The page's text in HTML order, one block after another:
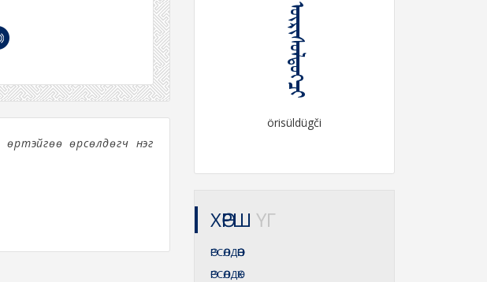
Өөртэйгөө өрсөлдөгч нэг
ᠥᠷᠢᠰᠦᠯᠳᠦᠭᠴᠢ
örisüldügči
ХӨРШ ҮГ
ӨРСӨЛДӨӨН
ӨРСӨЛДӨХ